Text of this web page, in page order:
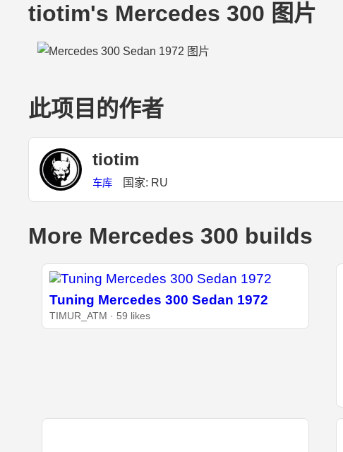
tiotim's Mercedes 300 图片
此项目的作者
tiotim
车库 国家: RU
More Mercedes 300 builds
Tuning Mercedes 300 Sedan 1972
TIMUR_ATM · 59 likes